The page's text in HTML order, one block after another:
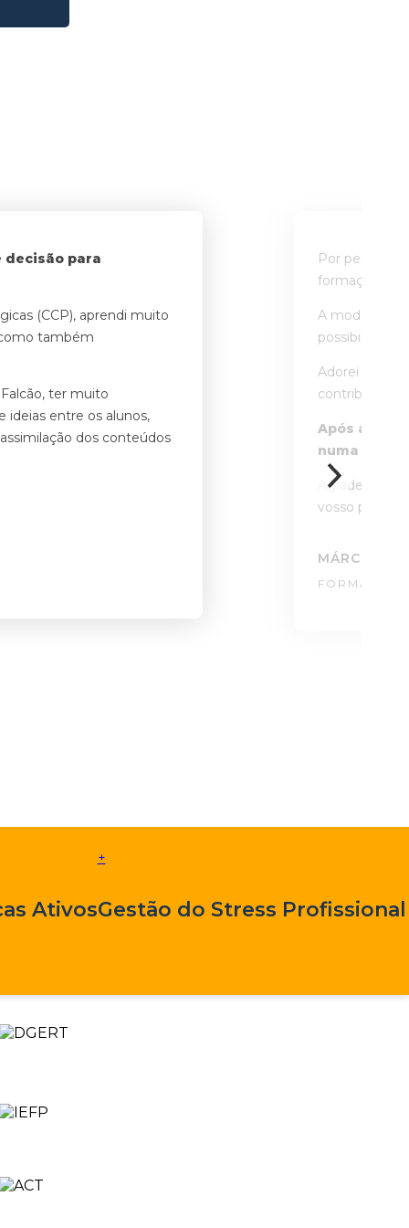
decisão para
(CCP), aprendi muito
também
ter muito
ideias entre os alunos,
dos conteúdos
Por pesquisa
formação de
A modalidade
possibilitou a
Adorei a
contribuiu
Após a
numa ação
Agradeço à
vosso
MÁRCIA
Ativos
+
Gestão do Stress Profissional